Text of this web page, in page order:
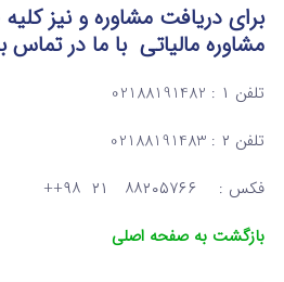
برای دریافت مشاوره و نیز
مشاوره مالیاتیبا ما در تماس
تلفن ۱ : 02188191482
تلفن ۲ : 02188191483
فکس : ۸۸۲۰۵۷۶۶ ۲۱ ۹۸++
بازگشت به صفحه اصلی